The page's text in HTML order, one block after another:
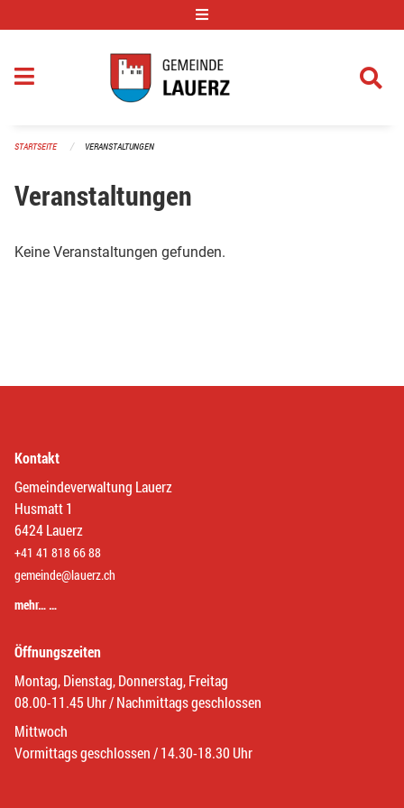
STARTSEITE VERANSTALTUNGEN
Veranstaltungen
Keine Veranstaltungen gefunden.
Kontakt
Gemeindeverwaltung Lauerz
Husmatt 1
6424 Lauerz
+41 41 818 66 88
gemeinde@lauerz.ch
mehr… …
Öffnungszeiten
Montag, Dienstag, Donnerstag, Freitag
08.00-11.45 Uhr / Nachmittags geschlossen
Mittwoch
Vormittags geschlossen / 14.30-18.30 Uhr